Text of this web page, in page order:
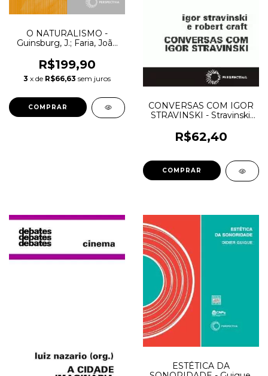
O NATURALISMO -
Guinsburg, J.; Faria, João
R$199,90
3 x de R$66,63 sem juros
CONVERSAS COM IGOR
STRAVINSKI - Stravinski,
R$62,40
ESTÉTICA DA